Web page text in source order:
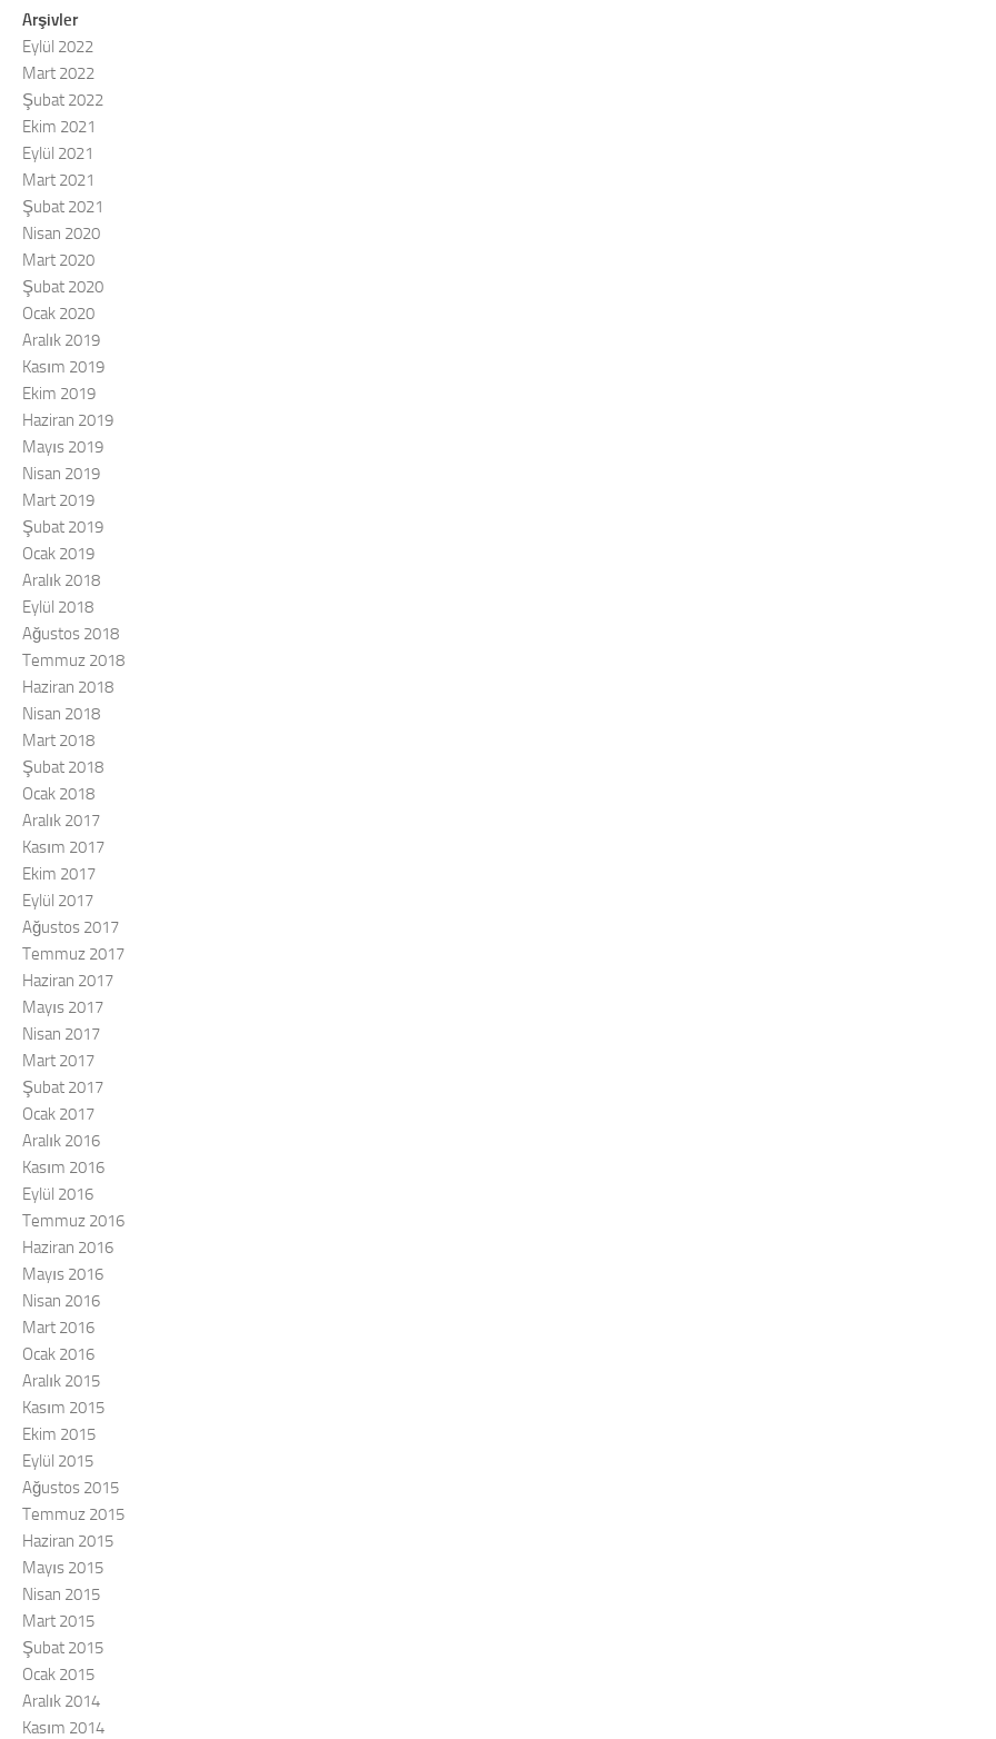
Arşivler
Eylül 2022
Mart 2022
Şubat 2022
Ekim 2021
Eylül 2021
Mart 2021
Şubat 2021
Nisan 2020
Mart 2020
Şubat 2020
Ocak 2020
Aralık 2019
Kasım 2019
Ekim 2019
Haziran 2019
Mayıs 2019
Nisan 2019
Mart 2019
Şubat 2019
Ocak 2019
Aralık 2018
Eylül 2018
Ağustos 2018
Temmuz 2018
Haziran 2018
Nisan 2018
Mart 2018
Şubat 2018
Ocak 2018
Aralık 2017
Kasım 2017
Ekim 2017
Eylül 2017
Ağustos 2017
Temmuz 2017
Haziran 2017
Mayıs 2017
Nisan 2017
Mart 2017
Şubat 2017
Ocak 2017
Aralık 2016
Kasım 2016
Eylül 2016
Temmuz 2016
Haziran 2016
Mayıs 2016
Nisan 2016
Mart 2016
Ocak 2016
Aralık 2015
Kasım 2015
Ekim 2015
Eylül 2015
Ağustos 2015
Temmuz 2015
Haziran 2015
Mayıs 2015
Nisan 2015
Mart 2015
Şubat 2015
Ocak 2015
Aralık 2014
Kasım 2014